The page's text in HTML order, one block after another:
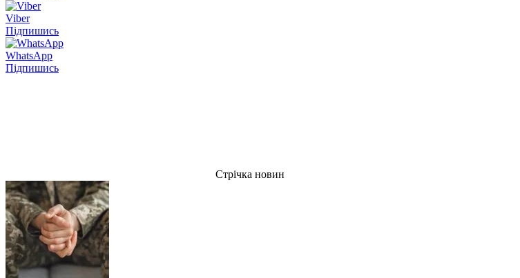
Viber
Підпишись
WhatsApp
Підпишись
Стрічка новин